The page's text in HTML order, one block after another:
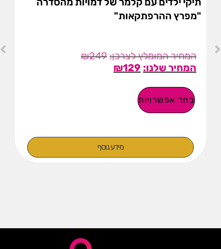
"מפרץ ההרפתקאות"
₪249
₪129
בחר אפשרויות
מידע נוסף